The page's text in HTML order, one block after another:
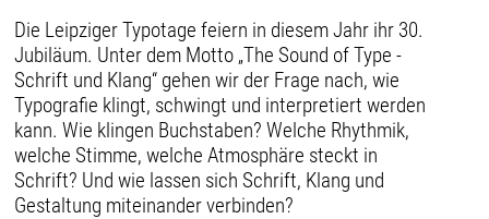
Die Leipziger Typotage feiern in diesem Jahr ihr 30.
Jubiläum. Unter dem Motto „The Sound of Type -
Schrift und Klang“ gehen wir der Frage nach, wie
Typografie klingt, schwingt und interpretiert werden
kann. Wie klingen Buchstaben? Welche Rhythmik,
welche Stimme, welche Atmosphäre steckt in
Schrift? Und wie lassen sich Schrift, Klang und
Gestaltung miteinander verbinden?